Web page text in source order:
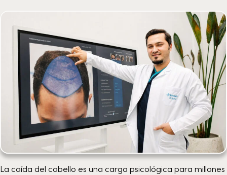
La caída del cabello es una carga psicológica para millones